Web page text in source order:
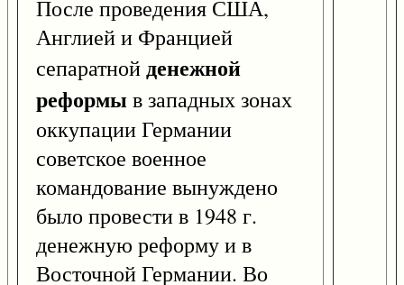
После проведения США,
Англией и Францией
сепаратнойденежной
реформы в западных зонах
оккупации Германии
советское военное
командование вынуждено
было провести в 1948 г.
денежную реформу и в
Восточной Германии. Во